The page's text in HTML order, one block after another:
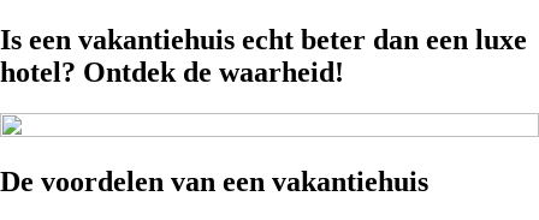
Is een vakantiehuis echt beter dan een luxe
hotel? Ontdek de waarheid!
De voordelen van een vakantiehuis